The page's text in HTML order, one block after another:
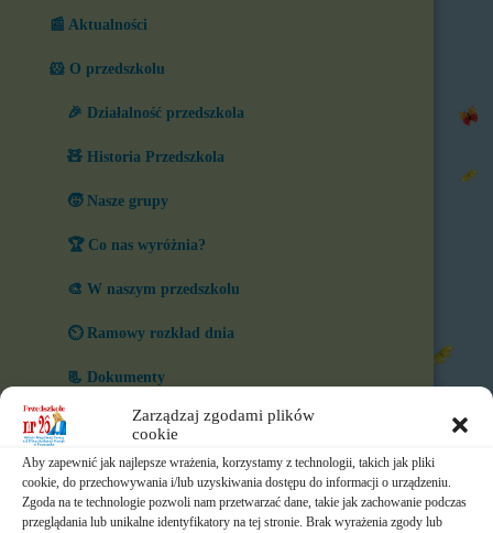
Zarządzaj zgodami plików
cookie
Aby zapewnić jak najlepsze wrażenia, korzystamy z technologii, takich jak pliki
cookie, do przechowywania i/lub uzyskiwania dostępu do informacji o urządzeniu.
Zgoda na te technologie pozwoli nam przetwarzać dane, takie jak zachowanie podczas
przeglądania lub unikalne identyfikatory na tej stronie. Brak wyrażenia zgody lub
📰 Aktualności
🐹 O przedszkolu
🎉 Działalność przedszkola
🧸 Historia Przedszkola
🧒 Nasze grupy
🏆 Co nas wyróżnia?
🎨 W naszym przedszkolu
⏲️ Ramowy rozkład dnia
📃 Dokumenty
⛪ Historia Zgromadzenia
📧 Kontakt
📸 Albumy